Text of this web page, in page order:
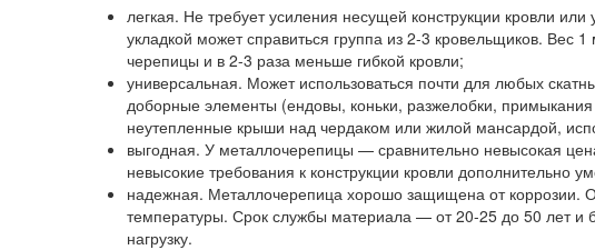
легкая. Не требует усиления несущей конструкции кровли
укладкой может справиться группа из 2-3 кровельщиков. Вес 1
черепицы и в 2-3 раза меньше гибкой кровли;
универсальная. Может использоваться почти для любых
доборные элементы (ендовы, коньки, разжелобки,
неутепленные крыши над чердаком или жилой мансардой,
выгодная. У металлочерепицы — сравнительно невысокая
невысокие требования к конструкции кровли дополнительно
надежная. Металлочерепица хорошо защищена от коррозии.
температуры. Срок службы материала — от 20-25 до 50 лет
нагрузку.